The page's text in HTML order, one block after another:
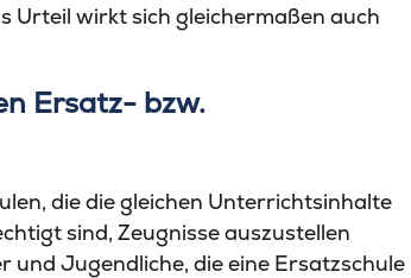
Urteil wirkt sich gleichermaßen auch
Ersatz- bzw.
die die gleichen Unterrichtsinhalte
sind, Zeugnisse auszustellen
und Jugendliche, die eine Ersatzschule